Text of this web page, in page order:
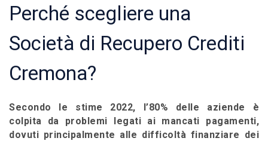
Perché scegliere una
Società di Recupero Crediti
Cremona?
Secondo le stime 2022, l’80% delle aziende è
colpita da problemi legati ai mancati pagamenti,
dovuti principalmente alle difficoltà finanziare dei